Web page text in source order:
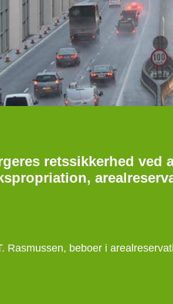
retssikkerhed ved
Rasmussen, beboer i